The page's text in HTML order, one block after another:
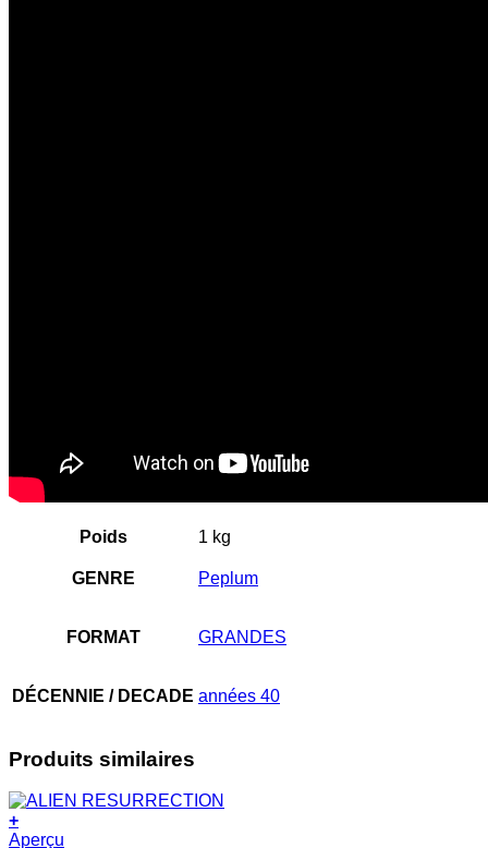
Poids 1 kg
GENRE Peplum
FORMAT GRANDES
DÉCENNIE / DECADE années 40
Produits similaires
+
Aperçu